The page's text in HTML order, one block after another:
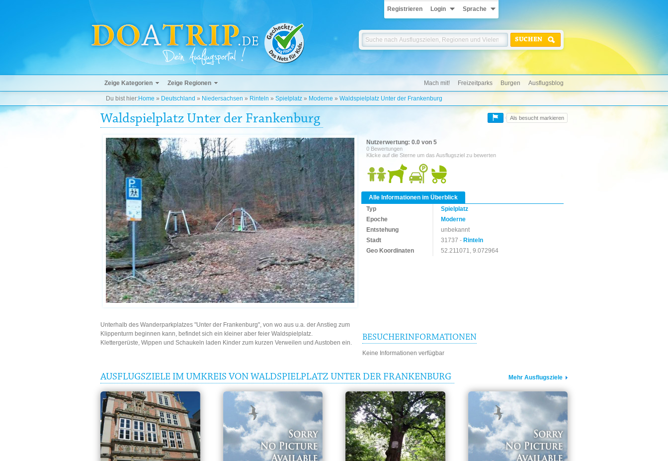
Registrieren Login Sprache
SUCHEN
Zeige Kategorien Zeige Regionen Mach mit! Freizeitparks Burgen Ausflugsblog
Du bist hier:Home » Deutschland » Niedersachsen » Rinteln » Spielplatz » Moderne » Waldspielplatz Unter der Frankenburg
Als besucht markieren
Waldspielplatz Unter der Frankenburg
Nutzerwertung: 0.0 von 5
0 Bewertungen
Klicke auf die Sterne um das Ausflugsziel zu bewerten
Alle Informationen im Überblick
Typ
Spielplatz
Epoche
Moderne
Entstehung
unbekannt
Stadt
31737 - Rinteln
Geo Koordinaten
52.211071, 9.072964
Unterhalb des Wanderparkplatzes "Unter der Frankenburg", von wo aus u.a. der Anstieg zum
Klippenturm beginnen kann, befindet sich ein kleiner aber feier Waldspielplatz.
Klettergerüste, Wippen und Schaukeln laden Kinder zum kurzen Verweilen und Austoben ein.
BESUCHERINFORMATIONEN
Keine Informationen verfügbar
AUSFLUGSZIELE IM UMKREIS VON WALDSPIELPLATZ UNTER DER FRANKENBURG Mehr Ausflugsziele